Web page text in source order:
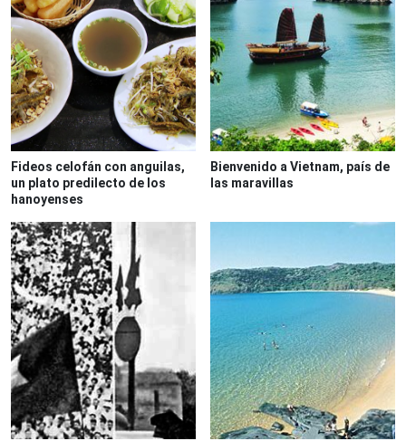
Fideos celofán con anguilas,
un plato predilecto de los
hanoyenses
Bienvenido a Vietnam, país de
las maravillas